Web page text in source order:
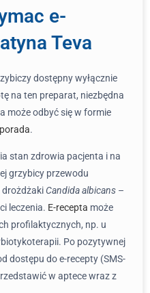
e-
Teva
dostępny wyłącznie
na ten preparat, niezbędna
może odbyć się w formie
.
stan zdrowia pacjenta i na
grzybicy przewodu
drożdżaki Candida albicans –
leczenia. E-recepta może
profilaktycznych, np. u
Po pozytywnej
dostępu do e-recepty (SMS-
w aptece wraz z